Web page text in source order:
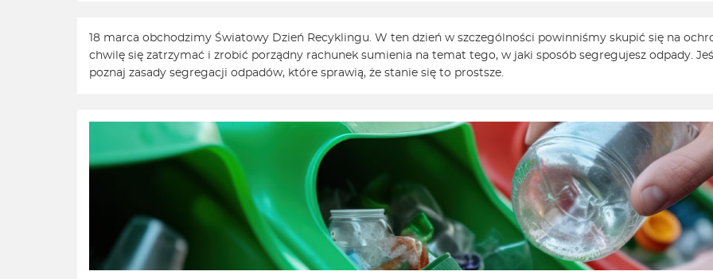
18 marca obchodzimy Światowy Dzień Recyklingu. W ten dzień w szczególności powinniśmy skupić się na
chwilę się zatrzymać i zrobić porządny rachunek sumienia na temat tego, w jaki sposób segregujesz odpady.
poznaj zasady segregacji odpadów, które sprawią, że stanie się to prostsze.